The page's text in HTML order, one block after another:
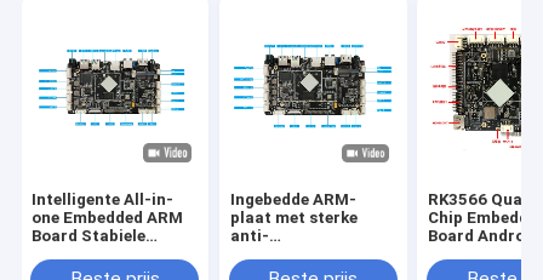
Intelligente All-in-
one Embedded ARM
Board Stabiele
displayapparaat
Ingebedde ARM-
plaat met sterke
anti-
interferentie en
RK3566
Chip
Board Android
Interfaces